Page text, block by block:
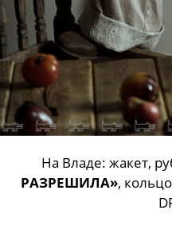
На Владе: жакет,
РАЗРЕШИЛА», кольцо